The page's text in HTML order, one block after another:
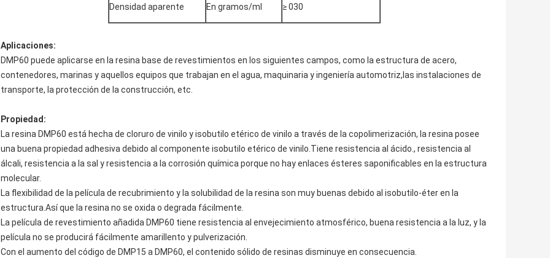
Densidad aparente En gramos/ml ≥ 030
Aplicaciones:
DMP60 puede aplicarse en la resina base de revestimientos en los siguientes campos, como la estructura de acero,
contenedores, marinas y aquellos equipos que trabajan en el agua, maquinaria y ingeniería automotriz,las instalaciones de
transporte, la protección de la construcción, etc.
Propiedad:
La resina DMP60 está hecha de cloruro de vinilo y isobutilo etérico de vinilo a través de la copolimerización, la resina posee
una buena propiedad adhesiva debido al componente isobutilo etérico de vinilo.Tiene resistencia al ácido., resistencia al
álcali, resistencia a la sal y resistencia a la corrosión química porque no hay enlaces ésteres saponificables en la estructura
molecular.
La flexibilidad de la película de recubrimiento y la solubilidad de la resina son muy buenas debido al isobutilo-éter en la
estructura.Así que la resina no se oxida o degrada fácilmente.
La película de revestimiento añadida DMP60 tiene resistencia al envejecimiento atmosférico, buena resistencia a la luz, y la
película no se producirá fácilmente amarillento y pulverización.
Con el aumento del código de DMP15 a DMP60, el contenido sólido de resinas disminuye en consecuencia.